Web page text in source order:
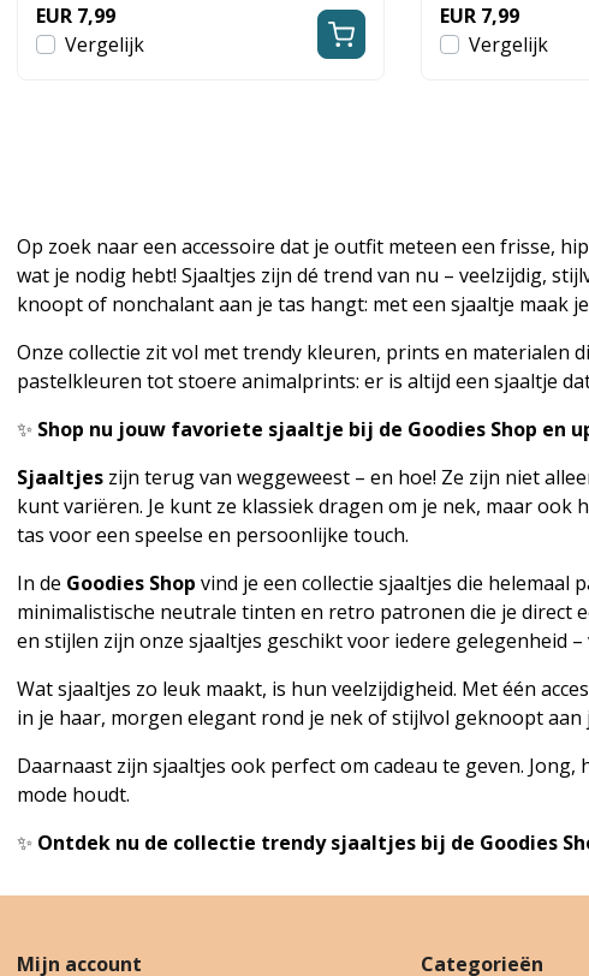
EUR 7,99
Vergelijk
EUR 7,99
Vergelijk
Op zoek naar een accessoire dat je outfit meteen een frisse,
wat je nodig hebt! Sjaaltjes zijn dé trend van nu – veelzijdig,
knoopt of nonchalant aan je tas hangt: met een sjaaltje maak
Onze collectie zit vol met trendy kleuren, prints en materialen
pastelkleuren tot stoere animalprints: er is altijd een sjaaltje
✨ Shop nu jouw favoriete sjaaltje bij de Goodies Shop
Sjaaltjes zijn terug van weggeweest – en hoe! Ze zijn niet
kunt variëren. Je kunt ze klassiek dragen om je nek, maar
tas voor een speelse en persoonlijke touch.
In de Goodies Shop vind je een collectie sjaaltjes die
minimalistische neutrale tinten en retro patronen die je
en stijlen zijn onze sjaaltjes geschikt voor iedere gelegenheid
Wat sjaaltjes zo leuk maakt, is hun veelzijdigheid. Met één
in je haar, morgen elegant rond je nek of stijlvol geknoopt aan
Daarnaast zijn sjaaltjes ook perfect om cadeau te geven.
mode houdt.
✨ Ontdek nu de collectie trendy sjaaltjes bij de Goodies
Mijn account Categorieën